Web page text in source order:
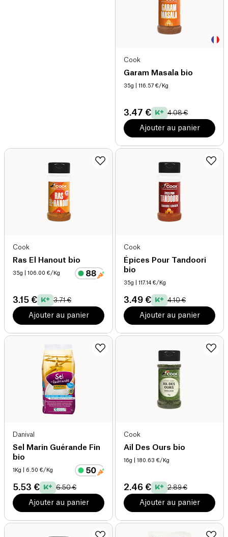
Cook
Garam Masala bio
35g | 116.57 €/Kg
3.47 € 4.08 €
Ajouter au panier
Cook
Ras El Hanout bio
35g | 106.00 €/Kg
3.15 € 3.71 €
Ajouter au panier
Cook
Épices Pour Tandoori
bio
35g | 117.14 €/Kg
3.49 € 4.10 €
Ajouter au panier
Danival
Sel Marin Guérande Fin
bio
1Kg | 6.50 €/Kg
5.53 € 6.50 €
Ajouter au panier
Cook
Ail Des Ours bio
16g | 180.63 €/Kg
2.46 € 2.89 €
Ajouter au panier